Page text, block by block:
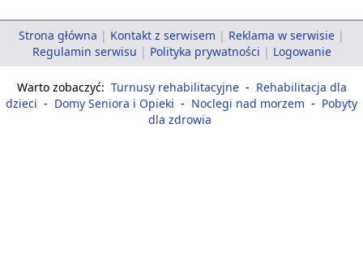
Strona główna | Kontakt z serwisem | Reklama w serwisie |
Regulamin serwisu | Polityka prywatności | Logowanie
Warto zobaczyć: Turnusy rehabilitacyjne - Rehabilitacja dla
dzieci - Domy Seniora i Opieki - Noclegi nad morzem - Pobyty
dla zdrowia